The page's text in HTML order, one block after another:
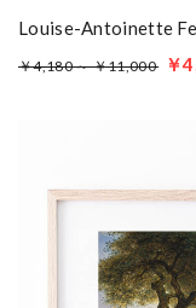
Louise-Antoinette
￥4,180 ～ ￥11,000 ￥